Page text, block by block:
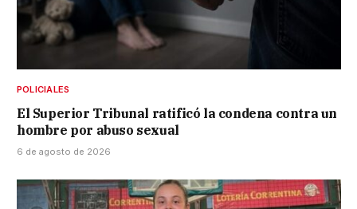
POLICIALES
El Superior Tribunal ratificó la condena contra un
hombre por abuso sexual
6 de agosto de 2026